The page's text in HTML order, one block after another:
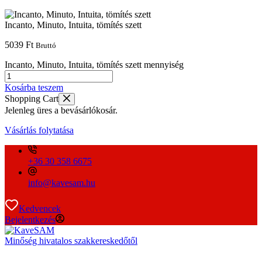
Incanto, Minuto, Intuita, tömítés szett
5039 Ft Bruttó
Incanto, Minuto, Intuita, tömítés szett mennyiség
Kosárba teszem
Shopping Cart
Jelenleg üres a bevásárlókosár.
Vásárlás folytatása
+36 30 358 6675
info@kavesam.hu
Kedvencek
Bejelentkezés
Minőség hivatalos szakkereskedőtől